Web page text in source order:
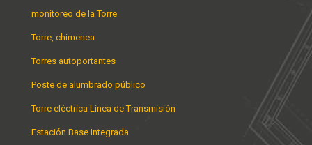
monitoreo de la Torre
Torre, chimenea
Torres autoportantes
Poste de alumbrado público
Torre eléctrica Línea de Transmisión
Estación Base Integrada